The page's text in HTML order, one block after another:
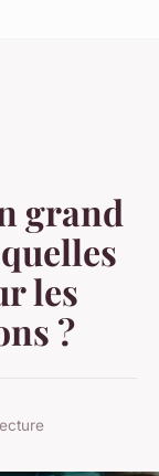
grand
les
?